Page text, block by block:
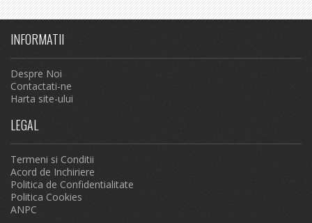
INFORMATII
Despre Noi
Contactati-ne
Harta site-ului
LEGAL
Termeni si Conditii
Acord de Inchiriere
Politica de Confidentialitate
Politica Cookies
ANPC